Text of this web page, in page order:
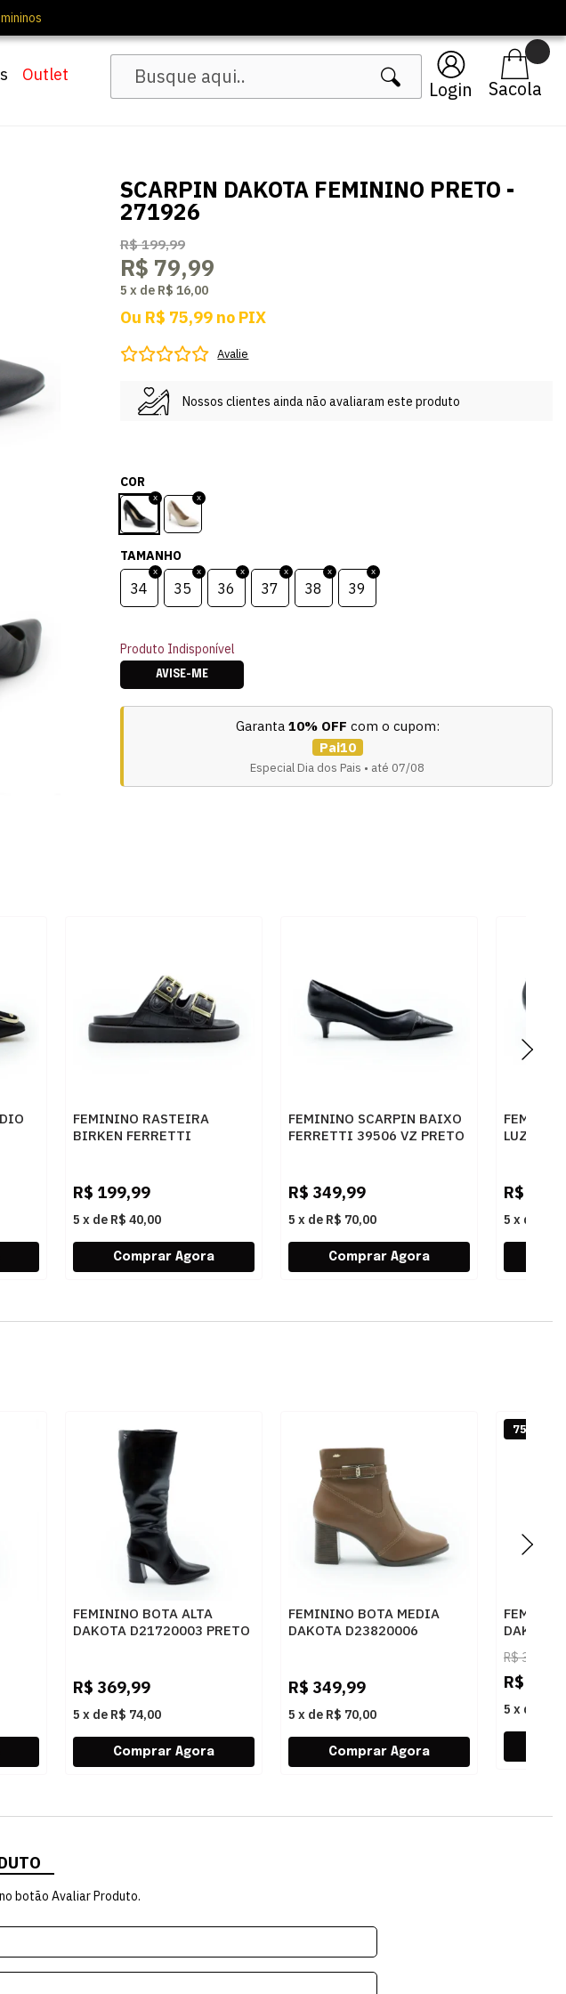
Login
Outlet
SCARPIN DAKOTA FEMININO PRETO -
271926
R$ 199,99
R$ 79,99
5 x de R$ 16,00
Ou R$ 75,99 no PIX
Avalie
Nossos clientes ainda não avaliaram este produto
COR
TAMANHO
34 35 36 37 38 39
Produto Indisponível
AVISE-ME
Garanta 10% OFF com o cupom:
Pai10
Especial Dia dos Pais • até 07/08
FEMININO RASTEIRA
BIRKEN FERRETTI
R$ 199,99
5 x de R$ 40,00
FEMININO SCARPIN BAIXO
FERRETTI 39506 VZ PRETO
R$ 349,99
5 x de R$ 70,00
LUZ DA
R$
5 x de
FEMININO BOTA ALTA
DAKOTA D21720003 PRETO
R$ 369,99
5 x de R$ 74,00
FEMININO BOTA MEDIA
DAKOTA D23820006
R$ 349,99
5 x de R$ 70,00
DAKOTA
R$399,99
R$
5 x de
75% OFF
botão Avaliar Produto.